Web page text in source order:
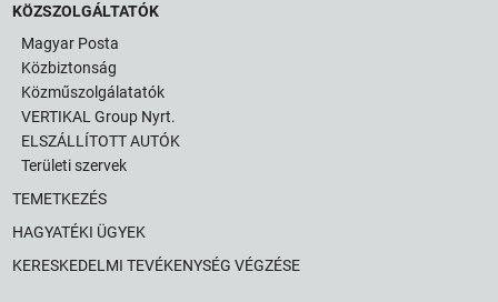
KÖZSZOLGÁLTATÓK
Magyar Posta
Közbiztonság
Közműszolgálatatók
VERTIKAL Group Nyrt.
ELSZÁLLÍTOTT AUTÓK
Területi szervek
TEMETKEZÉS
HAGYATÉKI ÜGYEK
KERESKEDELMI TEVÉKENYSÉG VÉGZÉSE